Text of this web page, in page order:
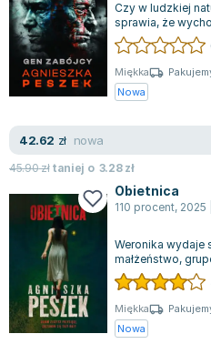
Czy w ludzkiej
sprawia, że
Czerwińska
Miękka
Nowa
42.62 zł nowa
45.90złtaniej o 3.28zł
Obietnica
110 procent, 2025
Weronika wydaje
małżeństwo,
karierę pisarską.
Miękka
Nowa